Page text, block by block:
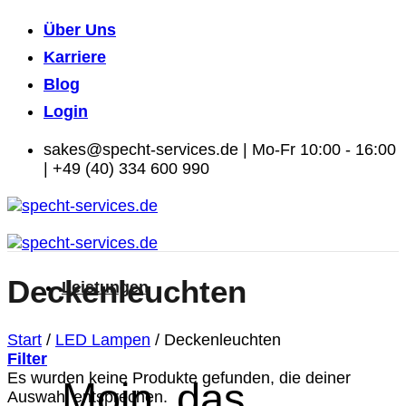
Inhalt
springen
Über Uns
Karriere
Blog
Login
sakes@specht-services.de | Mo-Fr 10:00 - 16:00
| +49 (40) 334 600 990
Leistungen
Deckenleuchten
Start / LED Lampen / Deckenleuchten
Filter
Es wurden keine Produkte gefunden, die deiner
Auswahl entsprechen.